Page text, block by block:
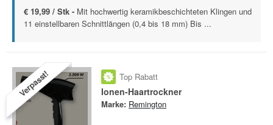
€ 19,99 / Stk - Mit hochwertig keramikbeschichteten Klingen und
11 einstellbaren Schnittlängen (0,4 bis 18 mm) Bis ...
Verpasst! Top Rabatt
Ionen-Haartrockner
Marke: Remington